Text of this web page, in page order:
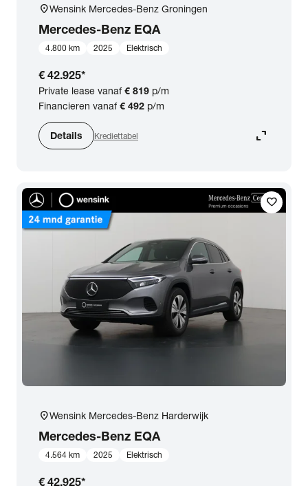
location_onWensink Mercedes-Benz Groningen
Mercedes-Benz EQA
4.800 km 2025 Elektrisch
€ 42.925*
Private lease vanaf€ 819 p/m
Financieren vanaf€ 492 p/m
Details Krediettabel expand_content
favorite
location_onWensink Mercedes-Benz Harderwijk
Mercedes-Benz EQA
4.564 km 2025 Elektrisch
€ 42.925*